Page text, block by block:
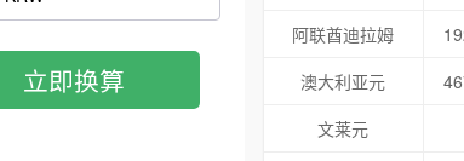
立即换算
阿联酋迪拉姆
澳大利亚元
文莱元